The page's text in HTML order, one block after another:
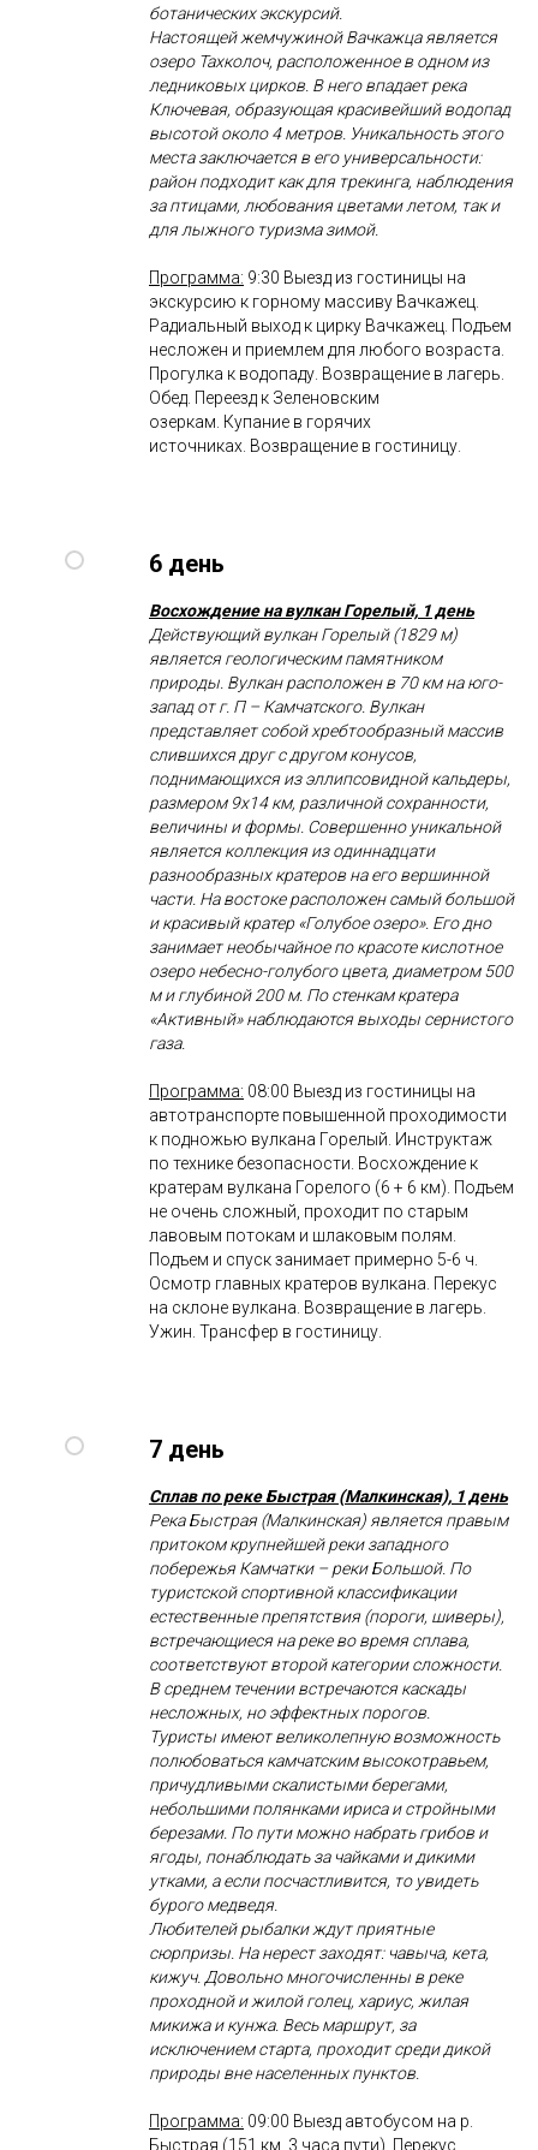
ботанических экскурсий.
Настоящей жемчужиной Вачкажца является
озеро Тахколоч, расположенное в одном из
ледниковых цирков. В него впадает река
Ключевая, образующая красивейший водопад
высотой около 4 метров. Уникальность этого
места заключается в его универсальности:
район подходит как для трекинга, наблюдения
за птицами, любования цветами летом, так и
для лыжного туризма зимой.
Программа: 9:30 Выезд из гостиницы на
экскурсию к горному массиву Вачкажец.
Радиальный выход к цирку Вачкажец. Подъем
несложен и приемлем для любого возраста.
Прогулка к водопаду. Возвращение в лагерь.
Обед. Переезд к Зеленовским
озеркам. Купание в горячих
источниках. Возвращение в гостиницу.
6 день
Восхождение на вулкан Горелый, 1 день
Действующий вулкан Горелый (1829 м)
является геологическим памятником
природы. Вулкан расположен в 70 км на юго-
запад от г. П – Камчатского. Вулкан
представляет собой хребтообразный массив
слившихся друг с другом конусов,
поднимающихся из эллипсовидной кальдеры,
размером 9х14 км, различной сохранности,
величины и формы. Совершенно уникальной
является коллекция из одиннадцати
разнообразных кратеров на его вершинной
части. На востоке расположен самый большой
и красивый кратер «Голубое озеро». Его дно
занимает необычайное по красоте кислотное
озеро небесно-голубого цвета, диаметром 500
м и глубиной 200 м. По стенкам кратера
«Активный» наблюдаются выходы сернистого
газа.
Программа: 08:00 Выезд из гостиницы на
автотранспорте повышенной проходимости
к подножью вулкана Горелый. Инструктаж
по технике безопасности. Восхождение к
кратерам вулкана Горелого (6 + 6 км). Подъем
не очень сложный, проходит по старым
лавовым потокам и шлаковым полям.
Подъем и спуск занимает примерно 5-6 ч.
Осмотр главных кратеров вулкана. Перекус
на склоне вулкана. Возвращение в лагерь.
Ужин. Трансфер в гостиницу.
7 день
Сплав по реке Быстрая (Малкинская), 1 день
Река Быстрая (Малкинская) является правым
притоком крупнейшей реки западного
побережья Камчатки – реки Большой. По
туристской спортивной классификации
естественные препятствия (пороги, шиверы),
встречающиеся на реке во время сплава,
соответствуют второй категории сложности.
В среднем течении встречаются каскады
несложных, но эффектных порогов.
Туристы имеют великолепную возможность
полюбоваться камчатским высокотравьем,
причудливыми скалистыми берегами,
небольшими полянками ириса и стройными
березами. По пути можно набрать грибов и
ягоды, понаблюдать за чайками и дикими
утками, а если посчастливится, то увидеть
бурого медведя.
Любителей рыбалки ждут приятные
сюрпризы. На нерест заходят: чавыча, кета,
кижуч. Довольно многочисленны в реке
проходной и жилой голец, хариус, жилая
микижа и кунжа. Весь маршрут, за
исключением старта, проходит среди дикой
природы вне населенных пунктов.
Программа: 09:00 Выезд автобусом на р.
Быстрая (151 км, 3 часа пути). Перекус.